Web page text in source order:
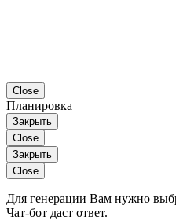
Close
Планировка
Закрыть
Close
Закрыть
Close
Для генерации Вам нужно
Чат-бот даст ответ.